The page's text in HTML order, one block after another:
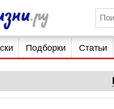
Подборки Статьи